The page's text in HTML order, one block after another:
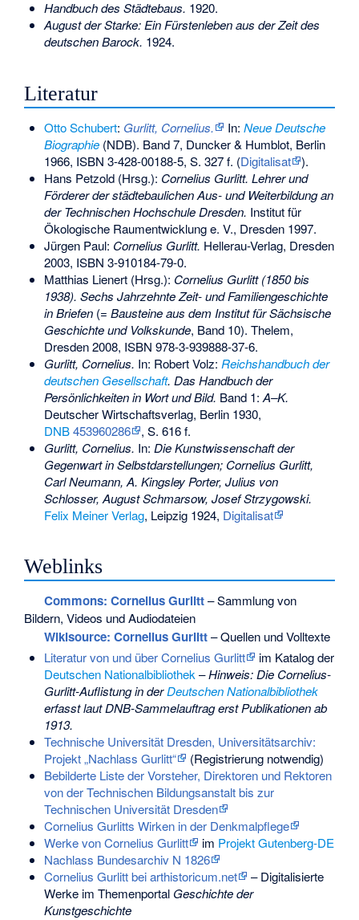
Handbuch des Städtebaus. 1920.
August der Starke: Ein Fürstenleben aus der Zeit des
deutschen Barock. 1924.
Literatur
Otto Schubert: Gurlitt, Cornelius. In: Neue Deutsche
Biographie(NDB). Band 7, Duncker & Humblot, Berlin
1966, ISBN 3-428-00188-5, S. 327 f. (Digitalisat
).
Hans Petzold (Hrsg.): Cornelius Gurlitt. Lehrer und
Förderer der städtebaulichen Aus- und Weiterbildung an
der Technischen Hochschule Dresden. Institut für
Ökologische Raumentwicklung e. V., Dresden 1997.
Jürgen Paul: Cornelius Gurlitt. Hellerau-Verlag, Dresden
2003, ISBN 3-910184-79-0.
Matthias Lienert (Hrsg.): Cornelius Gurlitt (1850 bis
1938). Sechs Jahrzehnte Zeit- und Familiengeschichte
in Briefen(= Bausteine aus dem Institut für Sächsische
Geschichte und Volkskunde, Band 10). Thelem,
Dresden 2008, ISBN 978-3-939888-37-6.
Gurlitt, Cornelius. In: Robert Volz: Reichshandbuch der
deutschen Gesellschaft. Das Handbuch der
Persönlichkeiten in Wort und Bild. Band 1: A–K.
Deutscher Wirtschaftsverlag, Berlin 1930,
DNB 453960286
, S. 616 f.
Gurlitt, Cornelius. In: Die Kunstwissenschaft der
Gegenwart in Selbstdarstellungen; Cornelius Gurlitt,
Carl Neumann, A. Kingsley Porter, Julius von
Schlosser, August Schmarsow, Josef Strzygowski.
Felix Meiner Verlag, Leipzig 1924, Digitalisat
Weblinks
Commons: Cornelius Gurlitt– Sammlung von
Bildern, Videos und Audiodateien
Wikisource: Cornelius Gurlitt– Quellen und Volltexte
Literatur von und über Cornelius Gurlitt
im Katalog der
Deutschen Nationalbibliothek–Hinweis: Die Cornelius-
Gurlitt-Auflistung in derDeutschen Nationalbibliothek
erfasst laut DNB-Sammelauftrag erst Publikationen ab
1913.
Technische Universität Dresden, Universitätsarchiv:
Projekt „Nachlass Gurlitt“
(Registrierung notwendig)
Bebilderte Liste der Vorsteher, Direktoren und Rektoren
von der Technischen Bildungsanstalt bis zur
Technischen Universität Dresden
Cornelius Gurlitts Wirken in der Denkmalpflege
Werke von Cornelius Gurlitt
im Projekt Gutenberg-DE
Nachlass Bundesarchiv N 1826
Cornelius Gurlitt bei arthistoricum.net
– Digitalisierte
Werke im Themenportal Geschichte der
Kunstgeschichte